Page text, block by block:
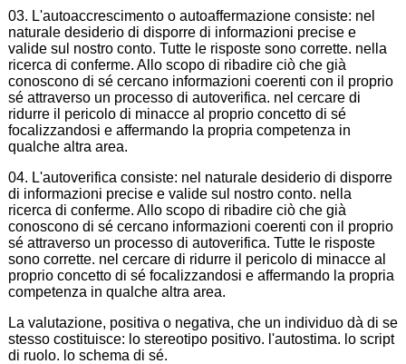
03. L'autoaccrescimento o autoaffermazione consiste: nel
naturale desiderio di disporre di informazioni precise e
valide sul nostro conto. Tutte le risposte sono corrette. nella
ricerca di conferme. Allo scopo di ribadire ciò che già
conoscono di sé cercano informazioni coerenti con il proprio
sé attraverso un processo di autoverifica. nel cercare di
ridurre il pericolo di minacce al proprio concetto di sé
focalizzandosi e affermando la propria competenza in
qualche altra area.
04. L'autoverifica consiste: nel naturale desiderio di disporre
di informazioni precise e valide sul nostro conto. nella
ricerca di conferme. Allo scopo di ribadire ciò che già
conoscono di sé cercano informazioni coerenti con il proprio
sé attraverso un processo di autoverifica. Tutte le risposte
sono corrette. nel cercare di ridurre il pericolo di minacce al
proprio concetto di sé focalizzandosi e affermando la propria
competenza in qualche altra area.
La valutazione, positiva o negativa, che un individuo dà di se
stesso costituisce: lo stereotipo positivo. l'autostima. lo script
di ruolo. lo schema di sé.